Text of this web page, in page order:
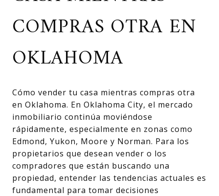
COMPRAS OTRA EN
OKLAHOMA
Cómo vender tu casa mientras compras otra
en Oklahoma. En Oklahoma City, el mercado
inmobiliario continúa moviéndose
rápidamente, especialmente en zonas como
Edmond, Yukon, Moore y Norman. Para los
propietarios que desean vender o los
compradores que están buscando una
propiedad, entender las tendencias actuales es
fundamental para tomar decisiones